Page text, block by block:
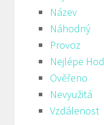
Název
Náhodný
Provoz
Nejlépe
Ověřeno
Nevyužitá
Vzdálenost